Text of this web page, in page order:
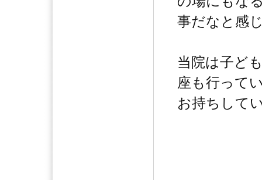
事だなと感
当院は子ど
座も行って
お持ちして